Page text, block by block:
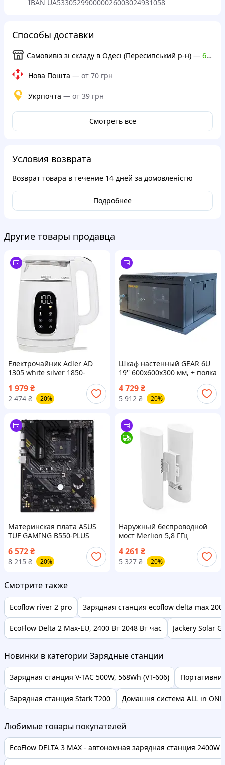
IBAN UA533052990000026003024931058
Способы доставки
Самовивіз зі складу в Одесі (Пересипський р-н) —бесплатно
Нова Пошта — от 70 грн
Укрпочта — от 39 грн
Смотреть все
Условия возврата
Возврат товара в течение 14 дней за домовленістю
Подробнее
Другие товары продавца
Електрочайник Adler AD
1305 white silver 1850-
встановлення
температури/ buzyna
1 979₴
2 474 ₴ -20%
Шкаф настенный GEAR 6U
19'' 600x600x300 мм, + полка
19", black GWMSN-6U-600-
600 buzyna
4 729₴
5 912 ₴ -20%
Материнская плата ASUS
TUF GAMING B550-PLUS
6 572₴
8 215 ₴ -20%
Наружный беспроводной
мост Merlion 5,8 ГГц
1200Mb, расстояние до 3км,
DC12-24V, POE 24V, 2xRJ45
buzyna
4 261 ₴
5 327 ₴ -20%
Смотрите также
Ecoflow river 2 pro Зарядная станция ecoflow delta max
EcoFlow Delta 2 Max-EU, 2400 Вт 2048 Вт час Jackery Solar
Новинки в категории Зарядные станции
Зарядная станция V-TAC 500W, 568Wh (VT-606)
Зарядная станция Stark T200 Домашня система ALL in ONE
Любимые товары покупателей
EcoFlow DELTA 3 MAX - автономная зарядная станция 2400W